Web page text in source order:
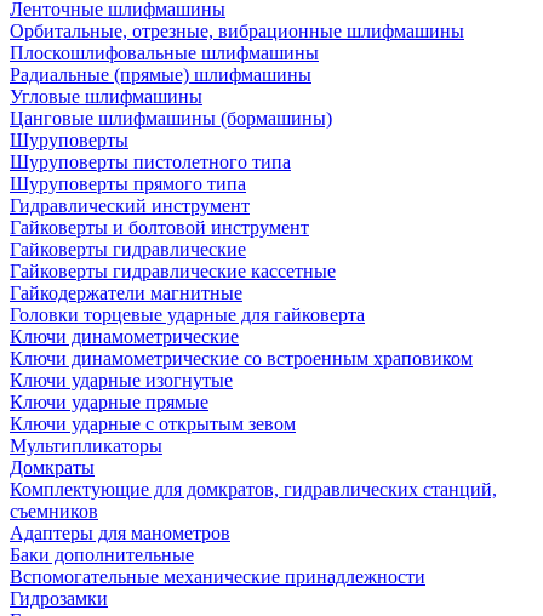
Ленточные шлифмашины
Орбитальные, отрезные, вибрационные шлифмашины
Плоскошлифовальные шлифмашины
Радиальные (прямые) шлифмашины
Угловые шлифмашины
Цанговые шлифмашины (бормашины)
Шуруповерты
Шуруповерты пистолетного типа
Шуруповерты прямого типа
Гидравлический инструмент
Гайковерты и болтовой инструмент
Гайковерты гидравлические
Гайковерты гидравлические кассетные
Гайкодержатели магнитные
Головки торцевые ударные для гайковерта
Ключи динамометрические
Ключи динамометрические со встроенным храповиком
Ключи ударные изогнутые
Ключи ударные прямые
Ключи ударные с открытым зевом
Мультипликаторы
Домкраты
Комплектующие для домкратов, гидравлических станций,
съемников
Адаптеры для манометров
Баки дополнительные
Вспомогательные механические принадлежности
Гидрозамки